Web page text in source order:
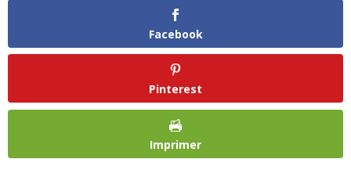
Facebook
Pinterest
Imprimer